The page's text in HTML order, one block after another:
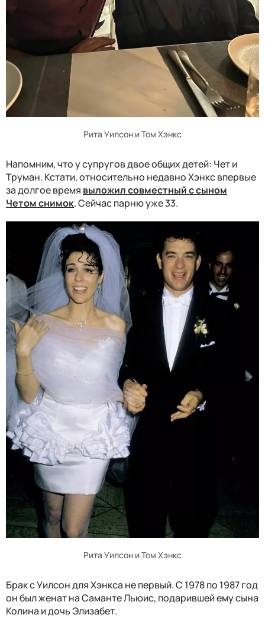
Рита Уилсон и Том Хэнкс
Напомним, что у супругов двое общих детей: Чет и
Труман. Кстати, относительно недавно Хэнкс впервые
за долгое время выложил совместный с сыном
Четом снимок. Сейчас парню уже 33.
Рита Уилсон и Том Хэнкс
Брак с Уилсон для Хэнкса не первый. С 1978 по 1987 год
он был женат на Саманте Льюис, подарившей ему сына
Колина и дочь Элизабет.